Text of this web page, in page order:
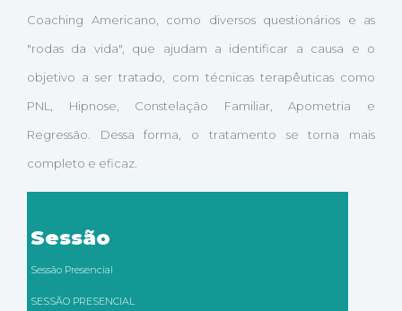
Coaching Americano, como diversos questionários e as
"rodas da vida", que ajudam a identificar a causa e o
objetivo a ser tratado, com técnicas terapêuticas como
PNL, Hipnose, Constelação Familiar, Apometria e
Regressão. Dessa forma, o tratamento se torna mais
completo e eficaz.
Sessão
Sessão Presencial
SESSÃO PRESENCIAL